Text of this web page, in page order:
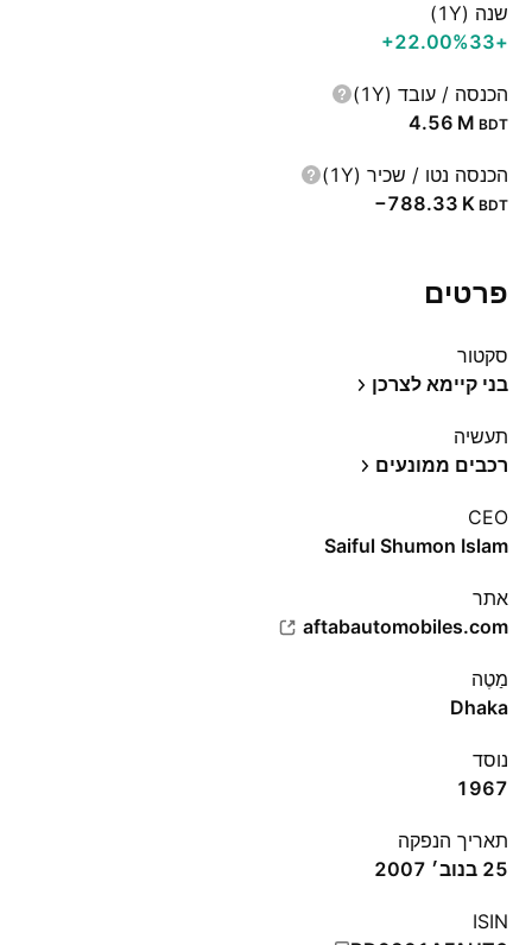
שנה (1Y)
+33
‪+22.00%‬
הכנסה / עובד (1Y)
‪4.56 M‬ BDT
הכנסה נטו / שכיר (1Y)
‪−788.33 K‬ BDT
פרטים
סקטור
בני קיימא לצרכן
תעשיה
רכבים ממונעים
CEO
Saiful Shumon Islam
אתר‏
aftabautomobiles.com
מַטֶה
Dhaka
נוסד
1967
תאריך הנפקה
25 בנוב׳ 2007
ISIN